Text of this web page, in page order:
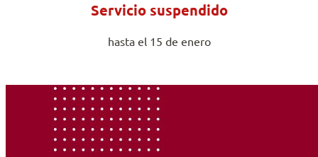
Servicio suspendido
hasta el 15 de enero